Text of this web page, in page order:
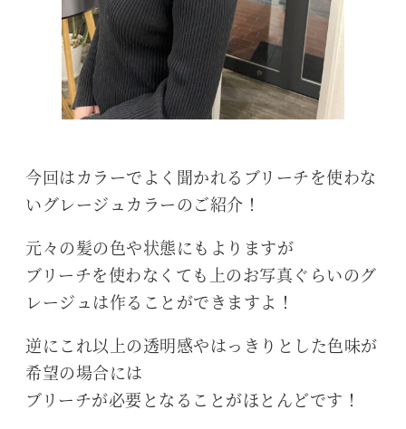
今回はカラーでよく聞かれるブリーチを使わな
いグレージュカラーのご紹介！
元々の髪の色や状態にもよりますが
ブリーチを使わなくても上のお写真ぐらいのグ
レージュは作ることができますよ！
逆にこれ以上の透明感やはっきりとした色味が
希望の場合には
ブリーチが必要となることがほとんどです！